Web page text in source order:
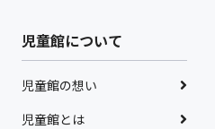
児童館について
児童館の想い
児童館とは